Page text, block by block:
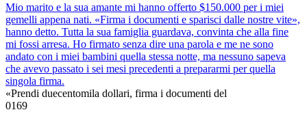
Mio marito e la sua amante mi hanno offerto $150.000 per i miei
gemelli appena nati. «Firma i documenti e sparisci dalle nostre vite»,
hanno detto. Tutta la sua famiglia guardava, convinta che alla fine
mi fossi arresa. Ho firmato senza dire una parola e me ne sono
andato con i miei bambini quella stessa notte, ma nessuno sapeva
che avevo passato i sei mesi precedenti a prepararmi per quella
singola firma.
«Prendi duecentomila dollari, firma i documenti del
0169